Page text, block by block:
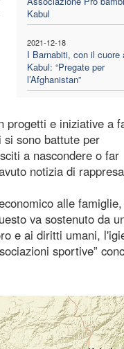
Kabul
2021-12-18
I Barnabiti, con il cuore
Kabul: “Pregate per
l’Afghanistan”
progetti e iniziative a
si sono battute per
a nascondere o far
notizia di
alle
va sostenuto da
e ai diritti umani,
sportive”